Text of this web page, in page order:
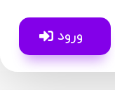
ورود